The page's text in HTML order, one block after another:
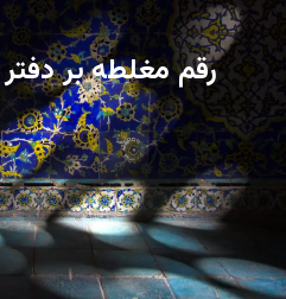
رقم مغلطه بر